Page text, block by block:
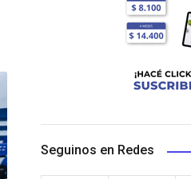
Seguinos en Redes